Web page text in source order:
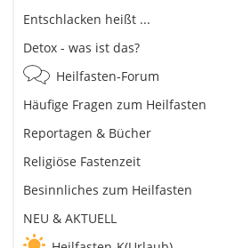
Entschlacken heißt ...
Detox - was ist das?
Heilfasten-Forum
Häufige Fragen zum Heilfasten
Reportagen & Bücher
Religiöse Fastenzeit
Besinnliches zum Heilfasten
NEU & AKTUELL